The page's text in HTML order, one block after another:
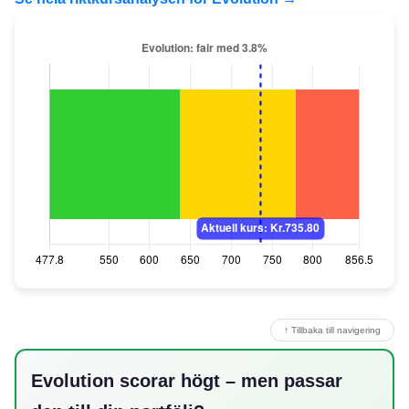
↑ Tillbaka till navigering
Evolution scorar högt – men passar